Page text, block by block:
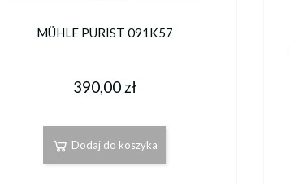
MÜHLE PURIST 091K57
390,00 zł
Dodaj do koszyka